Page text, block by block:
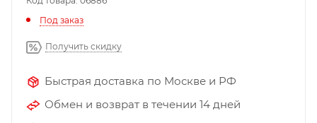
Под заказ
Получить скидку
Быстрая доставка по Москве и РФ
Обмен и возврат в течении 14 дней